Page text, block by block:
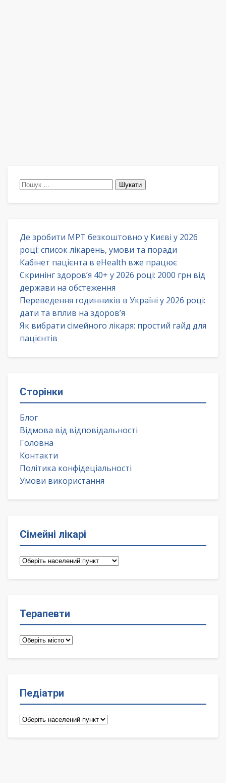
Пошук:
Де зробити МРТ безкоштовно у Києві у 2026
році: список лікарень, умови та поради
Кабінет пацієнта в eHealth вже працює
Скринінг здоров’я 40+ у 2026 році: 2000 грн від
держави на обстеження
Переведення годинників в Україні у 2026 році:
дати та вплив на здоров’я
Як вибрати сімейного лікаря: простий гайд для
пацієнтів
Сторінки
Блог
Відмова від відповідальності
Головна
Контакти
Політика конфідеціальності
Умови використання
Сімейні лікарі
Сімейні
Терапевти
Терапевти
Педіатри
Педіатри